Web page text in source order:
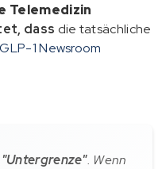
Telemedizin
dass die tatsächliche
GLP-1 Newsroom
. Wenn